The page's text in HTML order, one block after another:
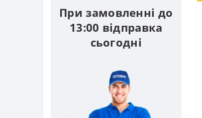
При замовленні до
13:00 відправка
сьогодні